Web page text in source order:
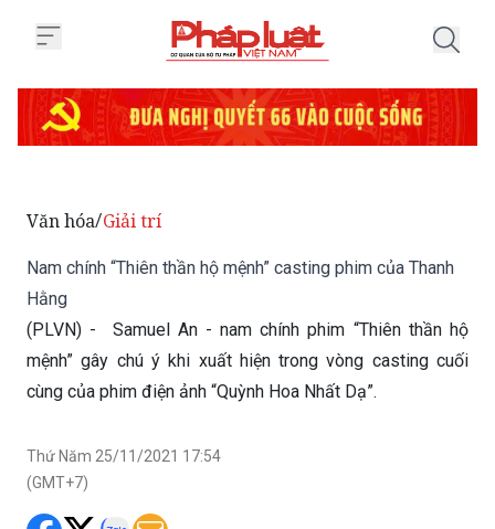
Nam chính “Thiên thần hộ mệnh” casting phim của Thanh
(PLVN) - Samuel An - nam chính phim “Thiên thần hộ
mệnh” gây chú ý khi xuất hiện trong vòng casting cuối
cùng của phim điện ảnh “Quỳnh Hoa Nhất Dạ”.
Thứ Năm 25/11/2021 17:54